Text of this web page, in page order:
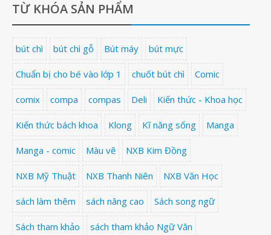
TỪ KHÓA SẢN PHẨM
bút chì bút chì gỗ Bút máy bút mực
Chuẩn bị cho bé vào lớp 1 chuốt bút chì Comic
comix compa compas Deli Kiến thức - Khoa học
Kiến thức bách khoa Klong Kĩ năng sống Manga
Manga - comic Màu vẽ NXB Kim Đồng
NXB Mỹ Thuật NXB Thanh Niên NXB Văn Học
sách làm thêm sách nâng cao Sách song ngữ
Sách tham khảo sách tham khảo Ngữ Văn